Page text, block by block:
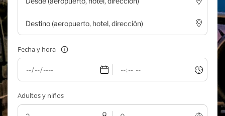
Fecha y hora
Adultos y niños